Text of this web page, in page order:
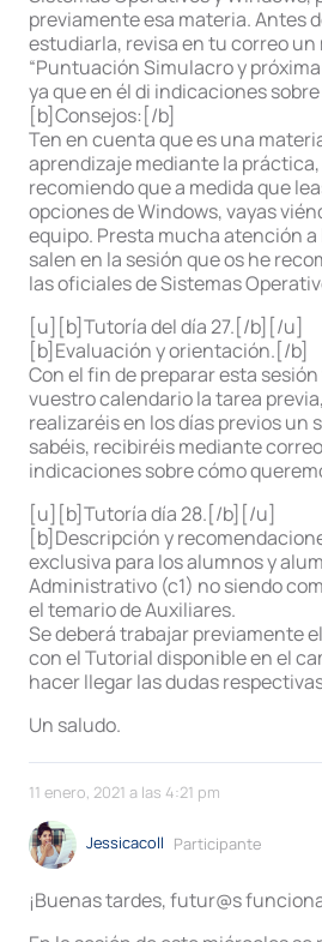
previamente esa materia. Antes
estudiarla, revisa en tu correo
“Puntuación Simulacro y
ya que en él di indicaciones
[b]Consejos:[/b]
Ten en cuenta que es una
aprendizaje mediante la
recomiendo que a medida que
opciones de Windows, vayas
equipo. Presta mucha atención
salen en la sesión que os he
las oficiales de Sistemas
[u][b]Tutoría del día 27.[/b][/u]
[b]Evaluación y orientación.[/b]
Con el fin de preparar esta
vuestro calendario la tarea
realizaréis en los días previos un
sabéis, recibiréis mediante
indicaciones sobre cómo
[u][b]Tutoría día 28.[/b][/u]
[b]Descripción y
exclusiva para los alumnos y
Administrativo (c1) no siendo
el temario de Auxiliares.
Se deberá trabajar previamente
con el Tutorial disponible en el
hacer llegar las dudas
Un saludo.
11 enero, 2021 a las 4:21 pm
Jessicacoll Participante
¡Buenas tardes, futur@s